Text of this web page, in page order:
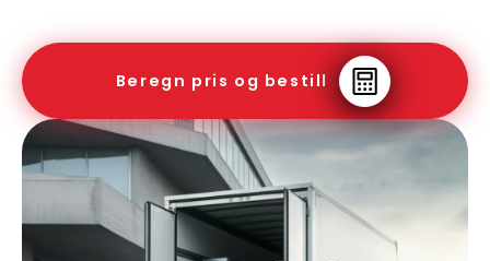
Beregn pris og bestill